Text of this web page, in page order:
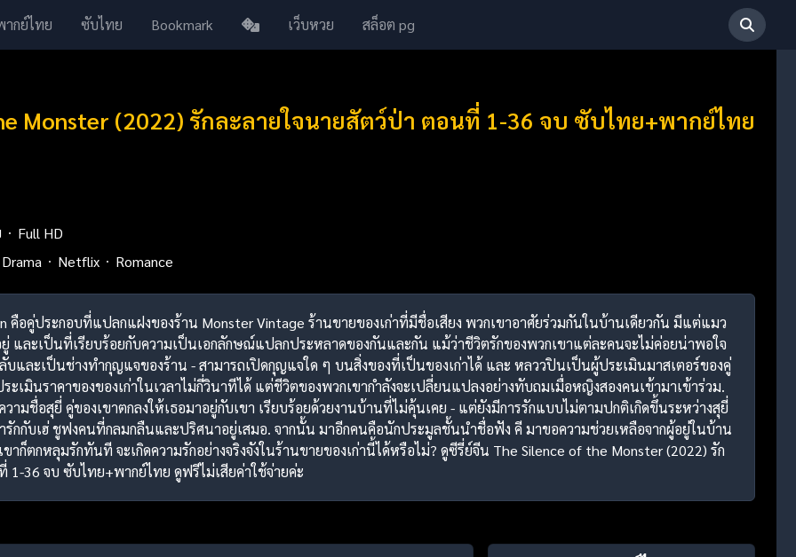
ากย์ไทย ซับไทย Bookmark เว็บหวย สล็อต pg
Monster (2022) รักละลายใจนายสัตว์ป่า ตอนที่ 1-36 จบ ซับไทย+พากย์ไทย
Full HD
Drama
Netflix Romance
คือคู่ประกอบที่แปลกแฝงของร้าน Monster Vintage ร้านขายของเก่าที่มีชื่อเสียง พวกเขาอาศัยร่วมกันในบ้านเดียวกัน มีแต่แมว
และเป็นที่เรียบร้อยกับความเป็นเอกลักษณ์แปลกประหลาดของกันและกัน แม้ว่าชีวิตรักของพวกเขาแต่ละคนจะไม่ค่อยน่าพอใจ
และเป็นช่างทำกุญแจของร้าน - สามารถเปิดกุญแจใด ๆ บนสิ่งของที่เป็นของเก่าได้ และ หลววปินเป็นผู้ประเมินมาสเตอร์ของคู่
ะเมินราคาของของเก่าในเวลาไม่กี่วินาทีได้ แต่ชีวิตของพวกเขากำลังจะเปลี่ยนแปลงอย่างทับถมเมื่อหญิงสองคนเข้ามาเข้าร่วม.
ามชื่อสุยี่ คู่ของเขาตกลงให้เธอมาอยู่กับเขา เรียบร้อยด้วยงานบ้านที่ไม่คุ้นเคย - แต่ยังมีการรักแบบไม่ตามปกติเกิดขึ้นระหว่างสุยี่
กกับเฮ่ ชูฟงคนที่กลมกลืนและปริศนาอยู่เสมอ. จากนั้น มาอีกคนคือนักประมูลชั้นนำชื่อฟัง คี มาขอความช่วยเหลือจากผู้อยู่ในบ้าน
ก็ตกหลุมรักทันที จะเกิดความรักอย่างจริงจังในร้านขายของเก่านี้ได้หรือไม่? ดูซีรี่ย์จีน The Silence of the Monster (2022) รัก
1-36 จบ ซับไทย+พากย์ไทย ดูฟรีไม่เสียค่าใช้จ่ายค่ะ